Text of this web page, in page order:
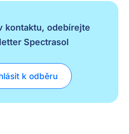
kontaktu, odebírejte
Spectrasol
k odběru